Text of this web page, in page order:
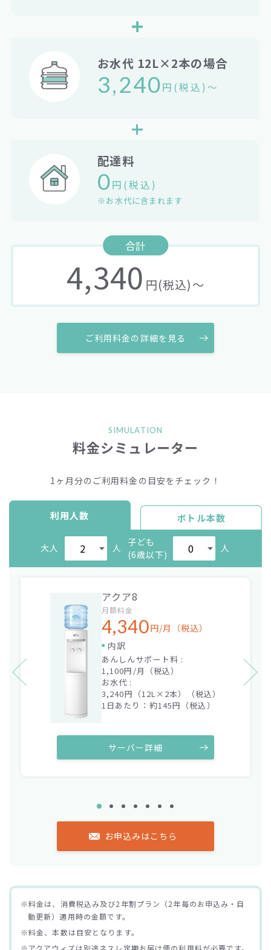
お水代 12L×2本の場合
3,240円(税込)〜
配達料
0円(税込)
※お水代に含まれます
合計
4,340 円(税込)〜
ご利用料金の詳細を見る
SIMULATION
料金シミュレーター
1ヶ月分のご利用料金の目安をチェック！
利用人数 ボトル本数
大人 人
子ども
(6歳以下)
人
アクア8
月額料金
4,340円/月（税込）
内訳
あんしんサポート料 :
1,100円/月（税込）
お水代 :
3,240円（12L× 2本）（税込）
1日あたり：約145円（税込）
サーバー詳細
お申込みはこちら
※料金は、消費税込み及び2年割プラン（2年毎のお申込み・自
動更新）適用時の金額です。
※料金、本数は目安となります。
※アクアウィズは別途ネスレ定期お届け便の利用料が必要です。